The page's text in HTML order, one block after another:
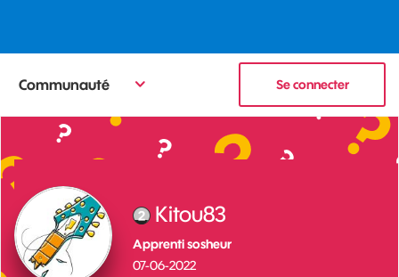
Communauté Se connecter
Kitou83
Apprenti sosheur
‎07-06-2022